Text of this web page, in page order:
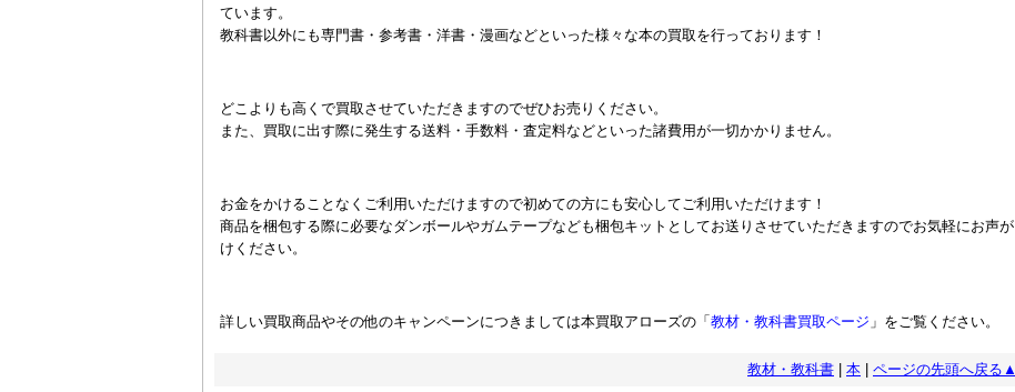
ています。
教科書以外にも専門書・参考書・洋書・漫画などといった様々な本の買取を行っております！
どこよりも高くで買取させていただきますのでぜひお売りください。
また、買取に出す際に発生する送料・手数料・査定料などといった諸費用が一切かかりません。
お金をかけることなくご利用いただけますので初めての方にも安心してご利用いただけます！
商品を梱包する際に必要なダンボールやガムテープなども梱包キットとしてお送りさせていただきますのでお気軽にお声が
けください。
詳しい買取商品やその他のキャンペーンにつきましては本買取アローズの「 教材・教科書買取ページ 」をご覧ください。
ページの先頭へ戻る▲
教材・教科書 本